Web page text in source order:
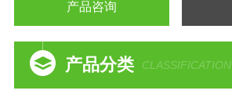
产品咨询
产品分类 CLASSIFICATION